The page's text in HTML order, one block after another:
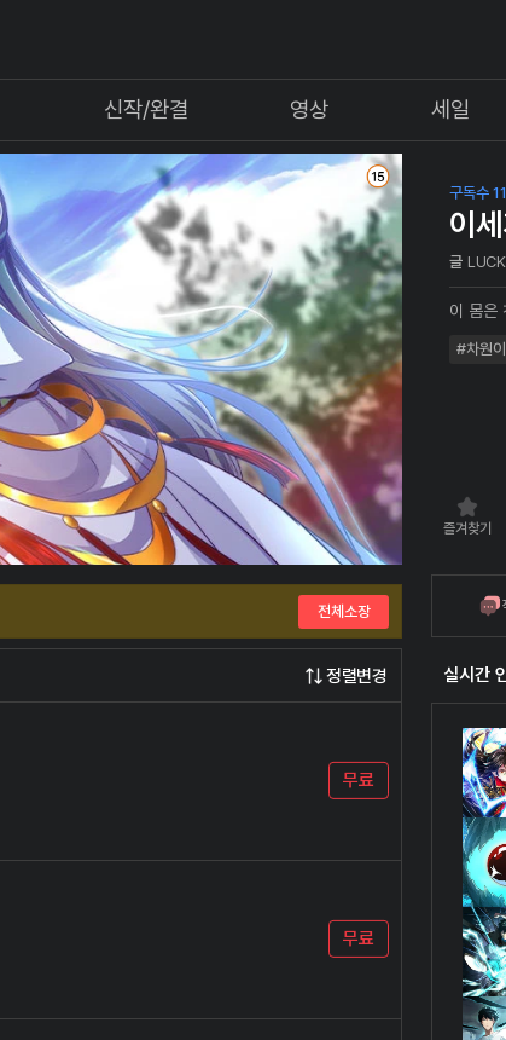
신작/완결 영상 세일
구독수
이
글
이 몸은
#차원
즐겨찾기
실시간
전체소장
정렬변경
무료
무료